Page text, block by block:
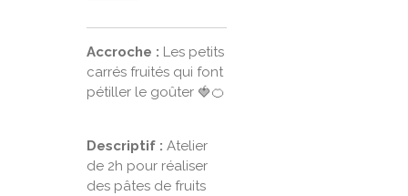
Accroche : Les petits
carrés fruités qui font
pétiller le goûter 🍓🍊
Descriptif : Atelier
de 2h pour réaliser
des pâtes de fruits